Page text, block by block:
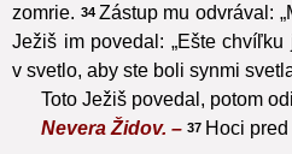
zomrie. 34 Zástup mu odvrával:
Ježiš im povedal: „Ešte
v svetlo, aby ste boli synmi
Toto Ježiš povedal, potom
Nevera Židov. – 37 Hoci